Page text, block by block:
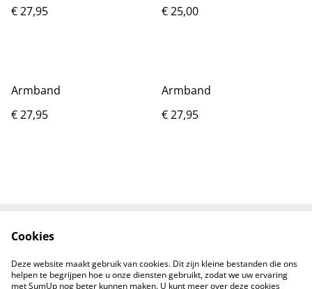
€ 27,95
€ 25,00
Armband
€ 27,95
Armband
€ 27,95
Privacybeleid
B2B/Wholesale
Reviews
Cookies
Deze website maakt gebruik van cookies. Dit zijn kleine bestanden die ons
helpen te begrijpen hoe u onze diensten gebruikt, zodat we uw ervaring
met SumUp nog beter kunnen maken. U kunt meer over deze cookies